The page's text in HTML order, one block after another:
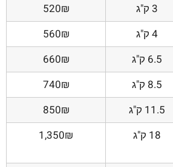
3 ק"ג
520₪
4 ק"ג
560₪
6.5 ק"ג
660₪
8.5 ק"ג
740₪
11.5 ק"ג
850₪
18 ק"ג 1,350₪